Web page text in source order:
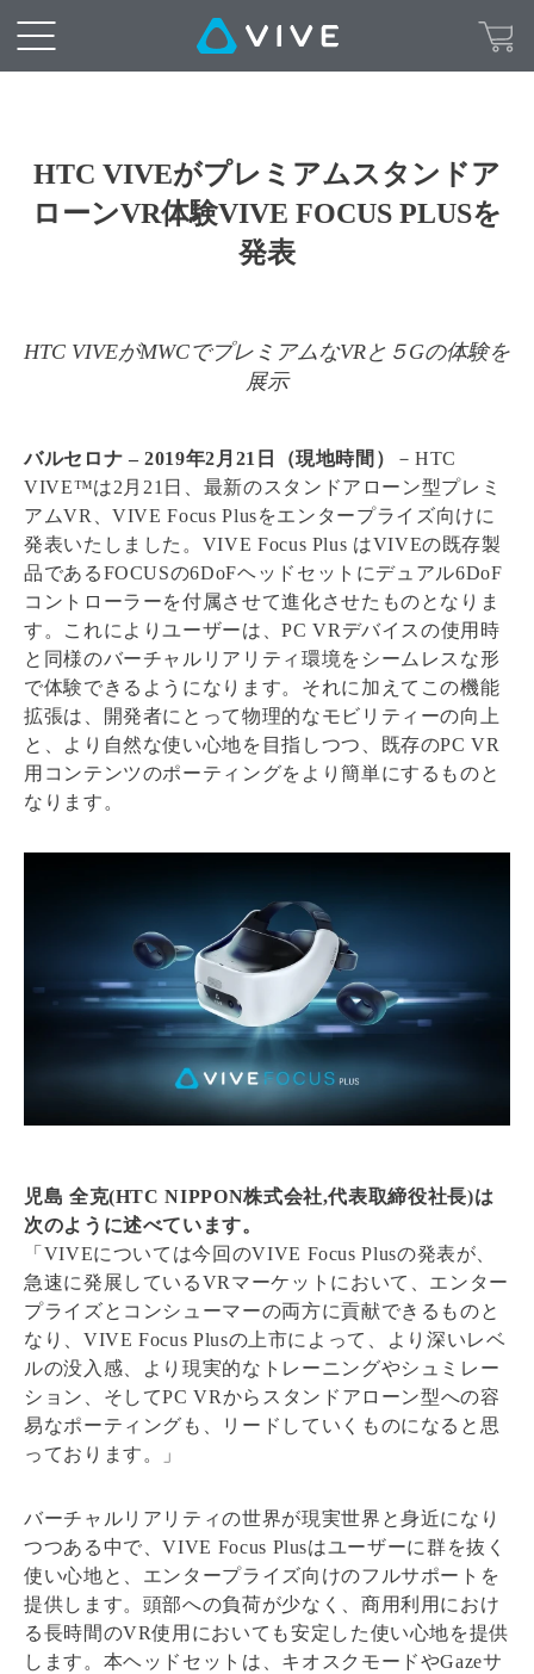
HTC VIVEがプレミアムスタンドア
ローンVR体験VIVE FOCUS PLUSを
発表
HTC VIVEがMWCでプレミアムなVRと５Gの体験を
展示
バルセロナ – 2019年2月21日（現地時間）
－HTC
VIVE™は2月21日、最新のスタンドアローン型プレミ
アムVR、VIVE Focus Plusをエンタープライズ向けに
発表いたしました。VIVE Focus Plus はVIVEの既存製
品であるFOCUSの6DoFヘッドセットにデュアル6DoF
コントローラーを付属させて進化させたものとなりま
す。これによりユーザーは、PC VRデバイスの使用時
と同様のバーチャルリアリティ環境をシームレスな形
で体験できるようになります。それに加えてこの機能
拡張は、開発者にとって物理的なモビリティーの向上
と、より自然な使い心地を目指しつつ、既存のPC VR
用コンテンツのポーティングをより簡単にするものと
なります。
児島 全克(HTC NIPPON株式会社,代表取締役社長)は
次のように述べています。
「VIVEについては今回のVIVE Focus Plusの発表が、
急速に発展しているVRマーケットにおいて、エンター
プライズとコンシューマーの両方に貢献できるものと
なり、VIVE Focus Plusの上市によって、より深いレベ
ルの没入感、より現実的なトレーニングやシュミレー
ション、そしてPC VRからスタンドアローン型への容
易なポーティングも、リードしていくものになると思
っております。」
バーチャルリアリティの世界が現実世界と身近になり
つつある中で、VIVE Focus Plusはユーザーに群を抜く
使い心地と、エンタープライズ向けのフルサポートを
提供します。頭部への負荷が少なく、商用利用におけ
る長時間のVR使用においても安定した使い心地を提供
します。本ヘッドセットは、キオスクモードやGazeサ